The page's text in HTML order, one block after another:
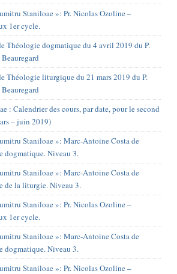
Staniloae »: Pr. Nicolas Ozoline –
1er cycle.
Théologie dogmatique du 4 avril 2019 du P.
Théologie liturgique du 21 mars 2019 du P.
: Calendrier des cours, par date, pour le second
– juin 2019)
Staniloae »: Marc-Antoine Costa de
dogmatique. Niveau 3.
Staniloae »: Marc-Antoine Costa de
de la liturgie. Niveau 3.
Staniloae »: Pr. Nicolas Ozoline –
1er cycle.
Staniloae »: Marc-Antoine Costa de
dogmatique. Niveau 3.
Staniloae »: Pr. Nicolas Ozoline –